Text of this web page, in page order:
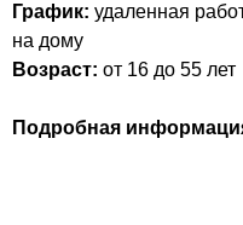
График: удаленная
на дому
Возраст: от 16 до 55 лет
Подробная